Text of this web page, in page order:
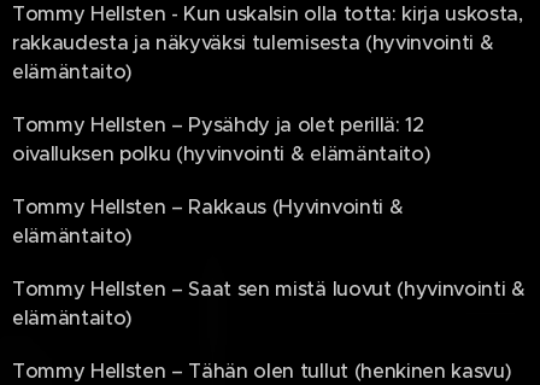
Tommy Hellsten - Kun uskalsin olla totta: kirja uskosta,
rakkaudesta ja näkyväksi tulemisesta (hyvinvointi &
elämäntaito)
Tommy Hellsten – Pysähdy ja olet perillä: 12
oivalluksen polku (hyvinvointi & elämäntaito)
Tommy Hellsten – Rakkaus (Hyvinvointi &
elämäntaito)
Tommy Hellsten – Saat sen mistä luovut (hyvinvointi &
elämäntaito)
Tommy Hellsten – Tähän olen tullut (henkinen kasvu)